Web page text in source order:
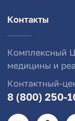
Контакты
Комплексный
медицины и
Контактный-
8 (800) 250-